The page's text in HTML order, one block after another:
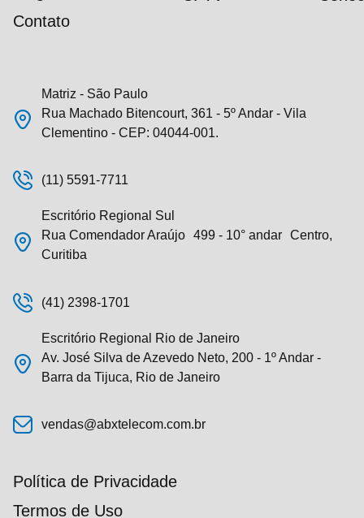
Contato
Matriz - São Paulo
Rua Machado Bitencourt, 361 - 5º Andar - Vila
Clementino - CEP: 04044-001.
(11) 5591-7711
Escritório Regional Sul
Rua Comendador Araújo 499 - 10° andar Centro,
Curitiba
(41) 2398-1701
Escritório Regional Rio de Janeiro
Av. José Silva de Azevedo Neto, 200 - 1º Andar -
Barra da Tijuca, Rio de Janeiro
vendas@abxtelecom.com.br
Política de Privacidade
Termos de Uso